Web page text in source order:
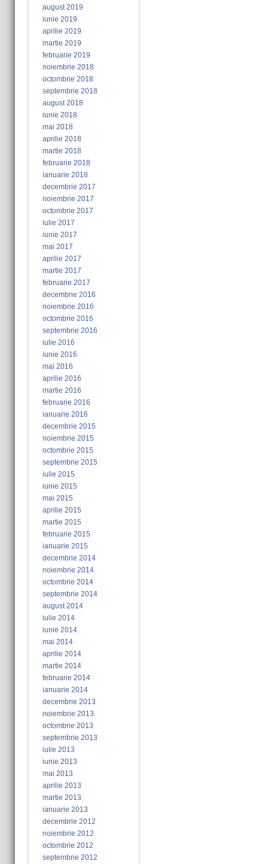
august 2019
iunie 2019
aprilie 2019
martie 2019
februarie 2019
noiembrie 2018
octombrie 2018
septembrie 2018
august 2018
iunie 2018
mai 2018
aprilie 2018
martie 2018
februarie 2018
ianuarie 2018
decembrie 2017
noiembrie 2017
octombrie 2017
iulie 2017
iunie 2017
mai 2017
aprilie 2017
martie 2017
februarie 2017
decembrie 2016
noiembrie 2016
octombrie 2016
septembrie 2016
iulie 2016
iunie 2016
mai 2016
aprilie 2016
martie 2016
februarie 2016
ianuarie 2016
decembrie 2015
noiembrie 2015
octombrie 2015
septembrie 2015
iulie 2015
iunie 2015
mai 2015
aprilie 2015
martie 2015
februarie 2015
ianuarie 2015
decembrie 2014
noiembrie 2014
octombrie 2014
septembrie 2014
august 2014
iulie 2014
iunie 2014
mai 2014
aprilie 2014
martie 2014
februarie 2014
ianuarie 2014
decembrie 2013
noiembrie 2013
octombrie 2013
septembrie 2013
iulie 2013
iunie 2013
mai 2013
aprilie 2013
martie 2013
ianuarie 2013
decembrie 2012
noiembrie 2012
octombrie 2012
septembrie 2012